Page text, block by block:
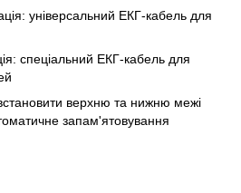
універсальний ЕКГ-кабель для
спеціальний ЕКГ-кабель для
верхню та нижню межі
запам'ятовування